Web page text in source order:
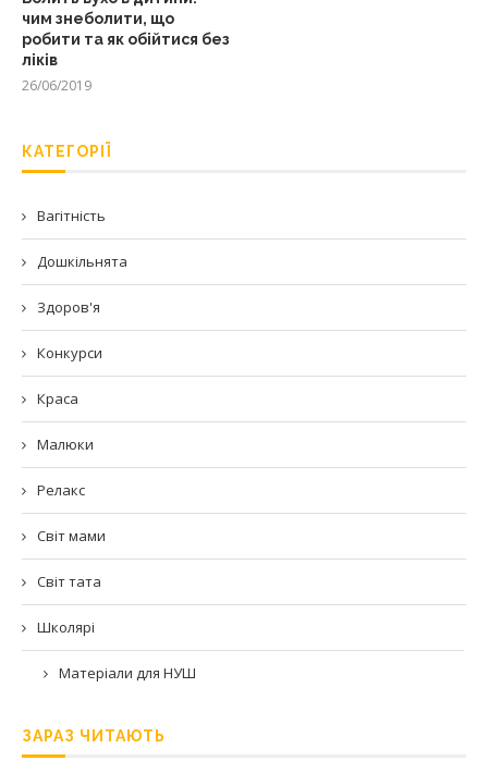
чим знеболити, що
робити та як обійтися без
ліків
26/06/2019
КАТЕГОРІЇ
Вагітність
Дошкільнята
Здоров'я
Конкурси
Краса
Малюки
Релакс
Світ мами
Світ тата
Школярі
Матеріали для НУШ
ЗАРАЗ ЧИТАЮТЬ